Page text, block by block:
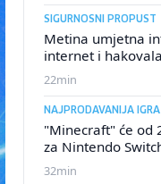
SIGURNOSNI PROPUST
Metina umjetna
internet i
22min
NAJPRODAVANIJA
"Minecraft" će od
za Nintendo
32min